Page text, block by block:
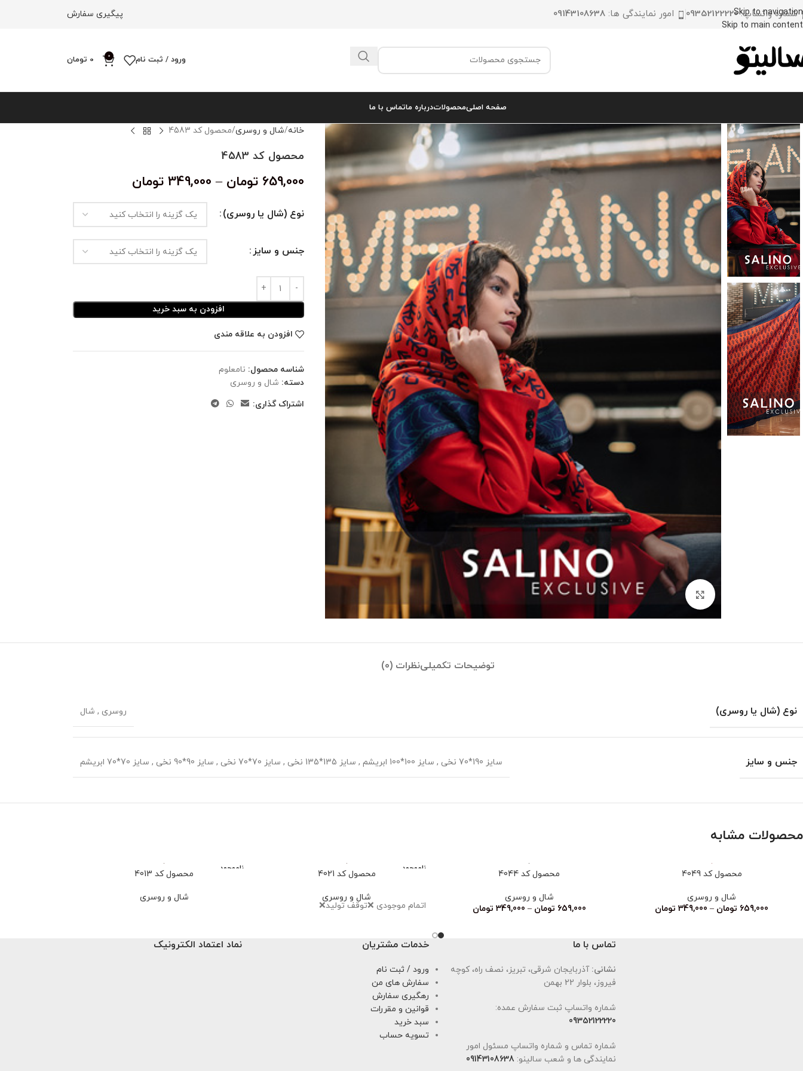
Skip to navigation
Skip to main content
شماره واتساپ:09352122220 امور نمایندگی ها: 09143108638 پیگیری سفارش
ورود / ثبت نام 0
0 تومان
صفحه اصلیمحصولاتدرباره ماتماس با ما
بزرگنمایی تصویر
خانه شال و روسری محصول کد 4583
محصول کد 4583
659,000 تومان –
349,000 تومان
نوع (شال یا روسری)
جنس و سایز
افزودن به سبد خرید
افزودن به علاقه مندی
شناسه محصول: نامعلوم
دسته: شال و روسری
اشتراک گذاری:
توضیحات تکمیلینظرات (0)
نوع (شال یا روسری) روسری , شال
جنس و سایز سایز 190*70 نخی , سایز 100*100 ابریشم , سایز 135*135 نخی , سایز 70*70 نخی , سایز 90*90 نخی , سایز 70*70 ابریشم
محصولات مشابه
محصول کد 4049
شال و روسری
659,000 تومان –
349,000 تومان
محصول کد 4044
شال و روسری
659,000 تومان –
349,000 تومان
ناموجود محصول کد 4021
شال و روسری
اتمام موجودی ❌توقف تولید❌
ناموجود محصول کد 4013
شال و روسری
تماس با ما
نشانی: آذربایجان شرقی، تبریز، نصف راه، کوچه
فیروز، بلوار 22 بهمن
شماره واتساپ ثبت سفارش عمده:
09352122220
شماره تماس و شماره واتساپ مسئول امور
نمایندگی ها و شعب سالینو: 09143108638
خدمات مشتریان
ورود / ثبت نام
سفارش های من
رهگیری سفارش
قوانین و مقررات
سبد خرید
تسویه حساب
نماد اعتماد الکترونیک